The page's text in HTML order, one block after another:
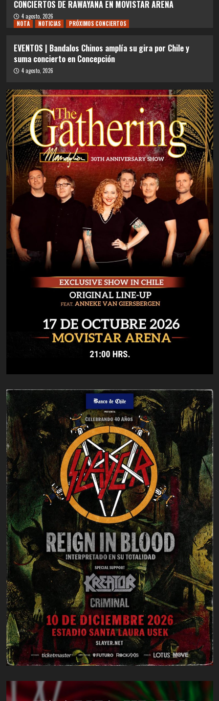
CONCIERTOS DE RAWAYANA EN MOVISTAR ARENA
4 agosto, 2026
NOTA
NOTICIAS PRÓXIMOS CONCIERTOS
EVENTOS | Bandalos Chinos amplía su gira por Chile y
suma concierto en Concepción
4 agosto, 2026